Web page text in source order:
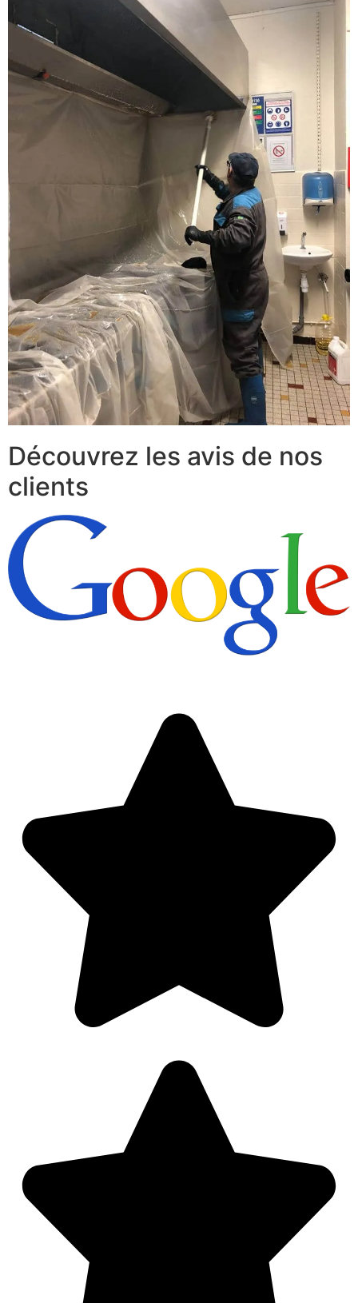
Découvrez les avis de nos
clients